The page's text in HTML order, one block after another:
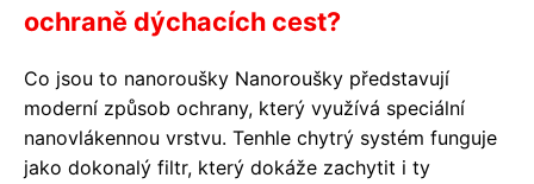
ochraně dýchacích cest?
Co jsou to nanoroušky Nanoroušky představují
moderní způsob ochrany, který využívá speciální
nanovlákennou vrstvu. Tenhle chytrý systém funguje
jako dokonalý filtr, který dokáže zachytit i ty